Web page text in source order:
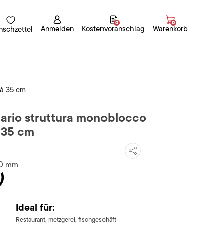
Anmelden Kostenvoranschlag
0
Warenkorb
0
35 cm
struttura monoblocco
cm
mm
Ideal für:
Restaurant, metzgerei, fischgeschäft